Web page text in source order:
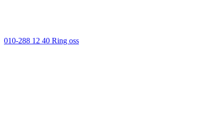
010-288 12 40 Ring oss